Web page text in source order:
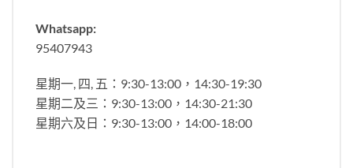
Whatsapp:
95407943
星期一, 四, 五：9:30-13:00，14:30-19:30
星期二及三：9:30-13:00，14:30-21:30
星期六及日：9:30-13:00，14:00-18:00